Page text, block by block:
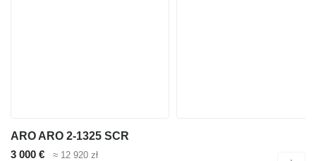
ARO ARO 2-1325 SCR
3 000 €
≈ 12 920 zł